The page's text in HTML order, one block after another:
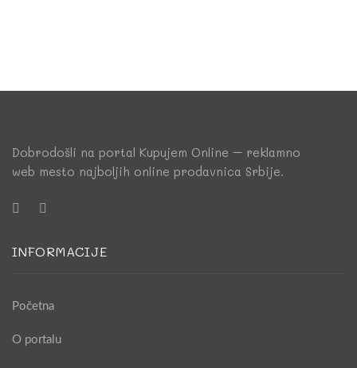
Dobrodošli na portal Kupujem Online – reklamno
web mesto najboljih online prodavnica Srbije.
INFORMACIJE
Početna
O portalu